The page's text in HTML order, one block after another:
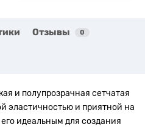
Отзывы 0
и полупрозрачная сетчатая
эластичностью и приятной на
идеальным для создания